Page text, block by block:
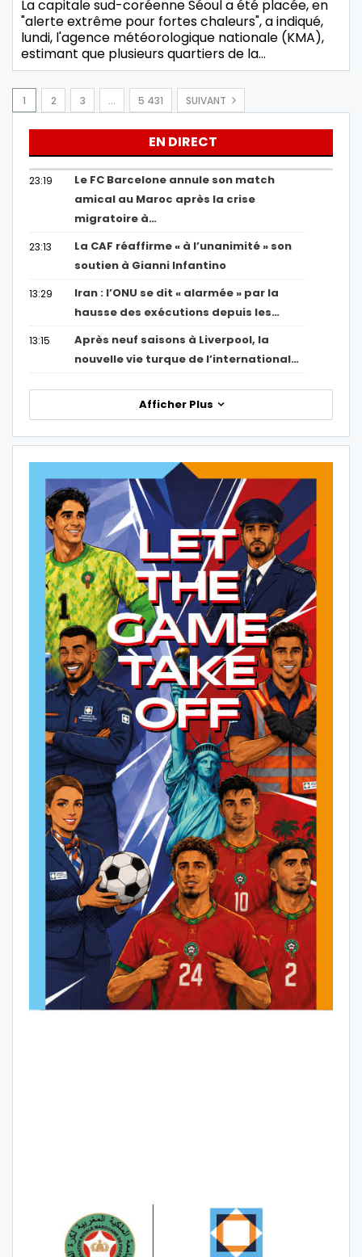
La capitale sud-coréenne Séoul a été placée, en
"alerte extrême pour fortes chaleurs", a indiqué,
lundi, l'agence météorologique nationale (KMA),
estimant que plusieurs quartiers de la…
1 2 3 … 5 431 SUIVANT
EN DIRECT
23:19
Le FC Barcelone annule son match
amical au Maroc après la crise
migratoire à…
23:13
La CAF réaffirme « à l’unanimité » son
soutien à Gianni Infantino
13:29
Iran : l’ONU se dit « alarmée » par la
hausse des exécutions depuis les…
13:15
Après neuf saisons à Liverpool, la
nouvelle vie turque de l’international…
Afficher Plus